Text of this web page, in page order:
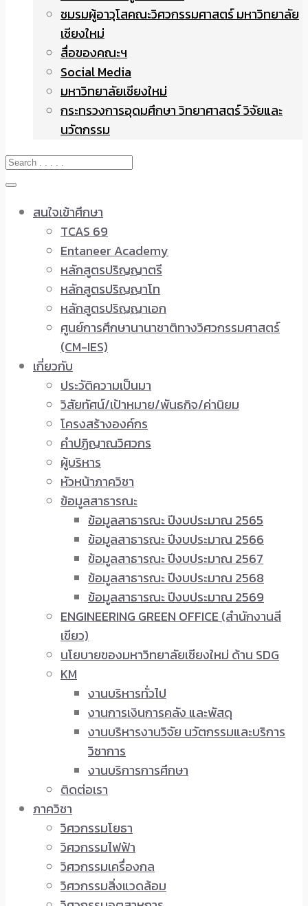
ชมรมผู้อาวุโสคณะวิศวกรรมศาสตร์ มหาวิทยาลัย
เชียงใหม่
สื่อของคณะฯ
Social Media
มหาวิทยาลัยเชียงใหม่
กระทรวงการอุดมศึกษา วิทยาศาสตร์ วิจัยและ
นวัตกรรม
สนใจเข้าศึกษา
TCAS 69
Entaneer Academy
หลักสูตรปริญญาตรี
หลักสูตรปริญญาโท
หลักสูตรปริญญาเอก
ศูนย์การศึกษานานาชาติทางวิศวกรรมศาสตร์
(CM-IES)
เกี่ยวกับ
ประวัติความเป็นมา
วิสัยทัศน์/เป้าหมาย/พันธกิจ/ค่านิยม
โครงสร้างองค์กร
คำปฏิญาณวิศวกร
ผู้บริหาร
หัวหน้าภาควิชา
ข้อมูลสาธารณะ
ข้อมูลสาธารณะ ปีงบประมาณ 2565
ข้อมูลสาธารณะ ปีงบประมาณ 2566
ข้อมูลสาธารณะ ปีงบประมาณ 2567
ข้อมูลสาธารณะ ปีงบประมาณ 2568
ข้อมูลสาธารณะ ปีงบประมาณ 2569
ENGINEERING GREEN OFFICE (สำนักงานสี
เขียว)
นโยบายของมหาวิทยาลัยเชียงใหม่ ด้าน SDG
KM
งานบริหารทั่วไป
งานการเงินการคลัง และพัสดุ
งานบริหารงานวิจัย นวัตกรรมและบริการ
วิชาการ
งานบริการการศึกษา
ติดต่อเรา
ภาควิชา
วิศวกรรมโยธา
วิศวกรรมไฟฟ้า
วิศวกรรมเครื่องกล
วิศวกรรมสิ่งแวดล้อม